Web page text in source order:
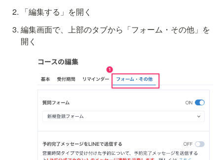
「編集する」を開く
編集画面で、上部のタブから「フォーム・その他」を
開く